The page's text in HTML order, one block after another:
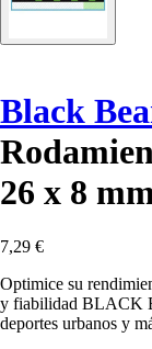
Black
26 x 8
7,29 €
Optimice su
y fiabilidad BLACK
deportes urbanos y